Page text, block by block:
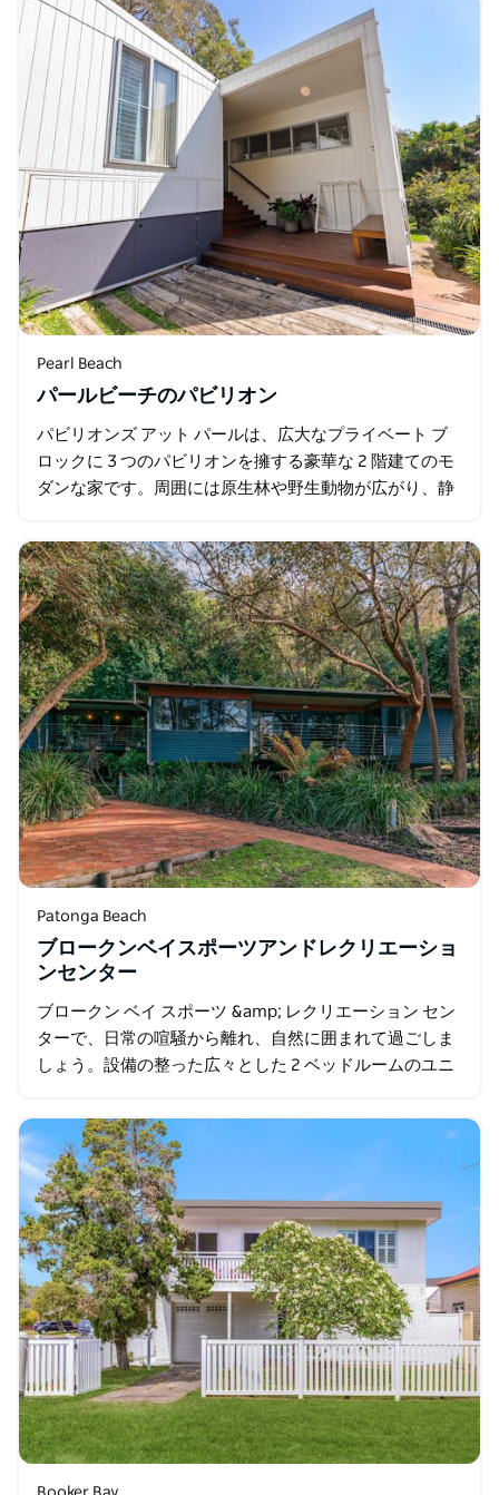
Pearl Beach
パールビーチのパビリオン
パビリオンズ アット パールは、広大なプライベート ブ
ロックに 3 つのパビリオンを擁する豪華な 2 階建てのモ
ダンな家です。周囲には原生林や野生動物が広がり、静
ずか数歩です。…
Patonga Beach
ブロークンベイスポーツアンドレクリエーショ
ンセンター
ブロークン ベイ スポーツ &amp; レクリエーション セン
ターで、日常の喧騒から離れ、自然に囲まれて過ごしま
しょう。設備の整った広々とした 2 ベッドルームのユニ
ト…